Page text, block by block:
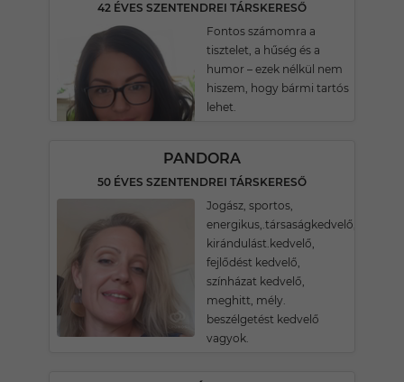
42 ÉVES SZENTENDREI TÁRSKERESŐ
Fontos számomra a
tisztelet, a hűség és a
humor – ezek nélkül nem
hiszem, hogy bármi tartós
lehet.
PANDORA
50 ÉVES SZENTENDREI TÁRSKERESŐ
Jogász, sportos,
energikus,.társaságkedvelő,
kirándulást.kedvelő,
fejlődést kedvelő,
színházat kedvelő,
meghitt, mély.
beszélgetést kedvelő
vagyok.